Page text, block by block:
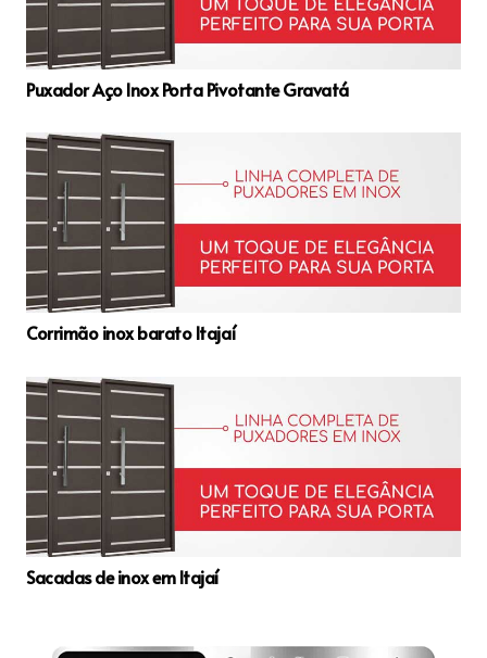
Puxador Aço Inox Porta Pivotante Gravatá
Corrimão inox barato Itajaí
Sacadas de inox em Itajaí